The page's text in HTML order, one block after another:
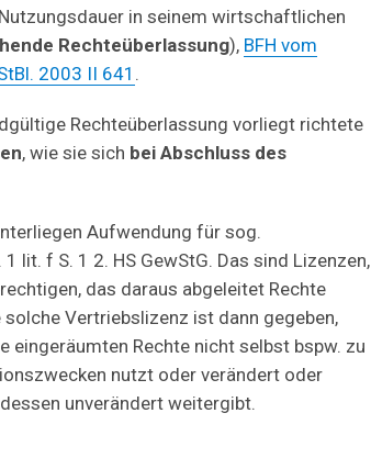
in seinem wirtschaftlichen
Rechteüberlassung), BFH vom
2003 II 641 .
Rechteüberlassung vorliegt richtete
, wie sie sich bei Abschluss des
Aufwendung für sog.
1 lit. f S. 1 2. HS GewStG. Das sind Lizenzen,
das daraus abgeleitet Rechte
solche Vertriebslizenz ist dann gegeben,
eingeräumten Rechte nicht selbst bspw. zu
nutzt oder verändert oder
unverändert weitergibt.